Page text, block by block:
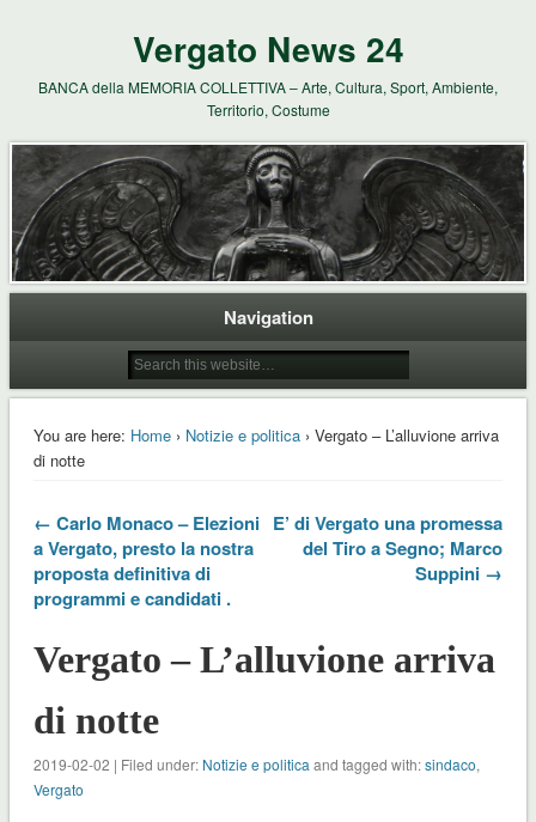
Vergato News 24
BANCA della MEMORIA COLLETTIVA – Arte, Cultura, Sport, Ambiente,
Territorio, Costume
Navigation
You are here: Home› Notizie e politica› Vergato – L’alluvione arriva
di notte
← Carlo Monaco – Elezioni
a Vergato, presto la nostra
proposta definitiva di
programmi e candidati .
E’ di Vergato una promessa
del Tiro a Segno; Marco
Suppini →
Vergato – L’alluvione arriva
di notte
2019-02-02 | Filed under: Notizie e politica and tagged with:sindaco,
Vergato